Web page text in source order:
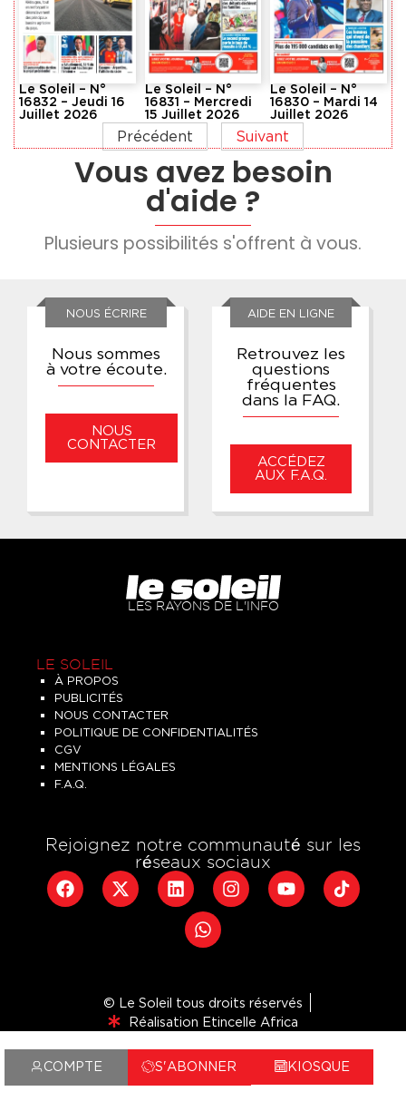
COMPTE S'ABONNER KIOSQUE
Le Soleil – N°
16832 – Jeudi 16
Juillet 2026
Le Soleil – N°
16831 – Mercredi
15 Juillet 2026
Le Soleil – N°
16830 – Mardi 14
Juillet 2026
Précédent Suivant
Vous avez besoin
d'aide ?
Plusieurs possibilités s'offrent à vous.
NOUS ÉCRIRE
Nous sommes
à votre écoute.
NOUS
CONTACTER
AIDE EN LIGNE
Retrouvez les
questions
fréquentes
dans la FAQ.
ACCÉDEZ
AUX F.A.Q.
LES RAYONS DE L'INFO
LE SOLEIL
À PROPOS
PUBLICITÉS
NOUS CONTACTER
POLITIQUE DE CONFIDENTIALITÉS
CGV
MENTIONS LÉGALES
F.A.Q.
Rejoignez notre communauté sur les
réseaux sociaux
© Le Soleil tous droits réservés
Réalisation Etincelle Africa